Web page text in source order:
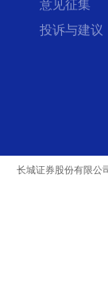
意见征集
投诉与建议
长城证券股份有限公